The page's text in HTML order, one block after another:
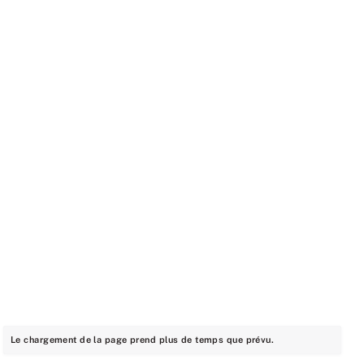
Le chargement de la page prend plus de temps que prévu.